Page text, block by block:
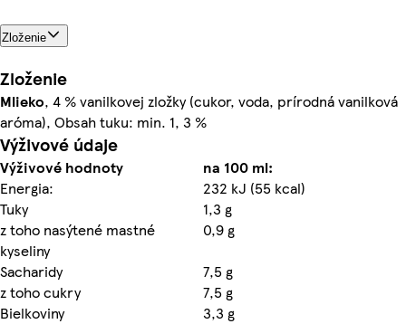
Zloženie
Zloženie
Mlieko, 4 % vanilkovej zložky (cukor, voda, prírodná vanilková
aróma), Obsah tuku: min. 1, 3 %
Výživové údaje
Výživové hodnoty
na 100 ml:
Energia:
232 kJ (55 kcal)
Tuky
1,3 g
z toho nasýtené mastné
kyseliny
0,9 g
Sacharidy
7,5 g
z toho cukry
7,5 g
Bielkoviny
3,3 g